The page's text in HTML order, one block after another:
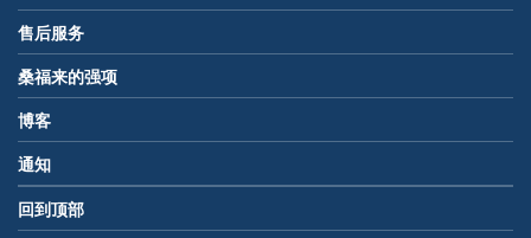
售后服务
桑福来的强项
博客
通知
回到顶部